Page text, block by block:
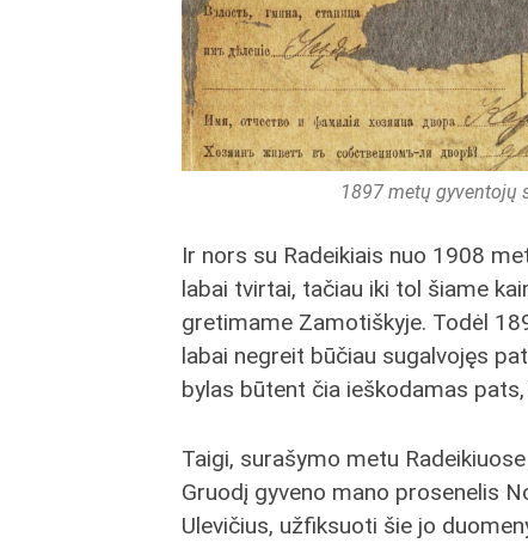
1897 metų gyventojų
Ir nors su Radeikiais nuo 1908
labai tvirtai, tačiau iki tol šiame
gretimame Zamotiškyje. Todėl
labai negreit būčiau sugalvojęs
bylas būtent čia ieškodamas
Taigi, surašymo metu
Gruodį gyveno mano prosenelis
Ulevičius, užfiksuoti šie jo